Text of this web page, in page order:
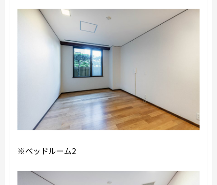
※ベッドルーム2